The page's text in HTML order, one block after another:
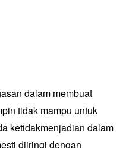
dalam membuat
tidak mampu untuk
ketidakmenjadian dalam
diiringi dengan